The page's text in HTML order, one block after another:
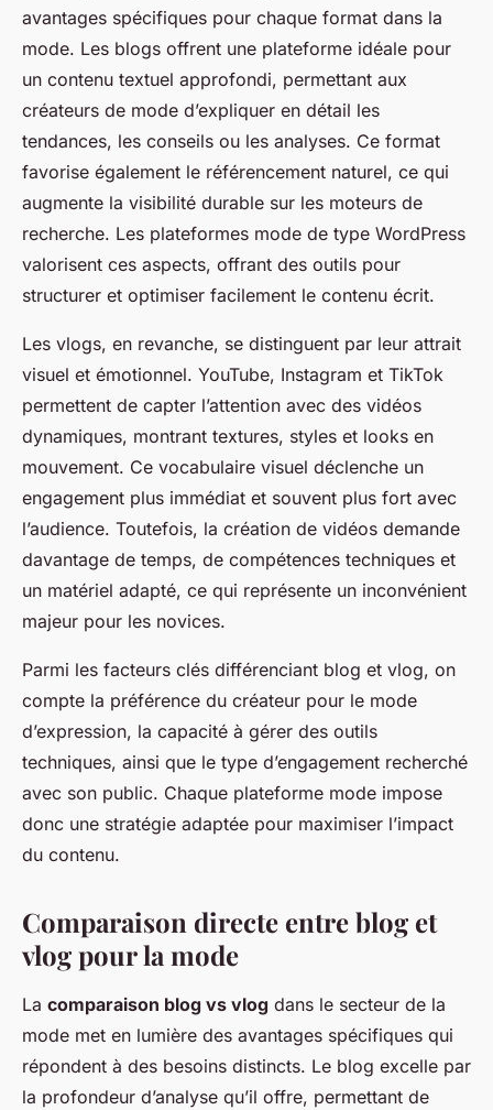
avantages spécifiques pour chaque format dans la
mode. Les blogs offrent une plateforme idéale pour
un contenu textuel approfondi, permettant aux
créateurs de mode d’expliquer en détail les
tendances, les conseils ou les analyses. Ce format
favorise également le référencement naturel, ce qui
augmente la visibilité durable sur les moteurs de
recherche. Les plateformes mode de type WordPress
valorisent ces aspects, offrant des outils pour
structurer et optimiser facilement le contenu écrit.
Les vlogs, en revanche, se distinguent par leur attrait
visuel et émotionnel. YouTube, Instagram et TikTok
permettent de capter l’attention avec des vidéos
dynamiques, montrant textures, styles et looks en
mouvement. Ce vocabulaire visuel déclenche un
engagement plus immédiat et souvent plus fort avec
l’audience. Toutefois, la création de vidéos demande
davantage de temps, de compétences techniques et
un matériel adapté, ce qui représente un inconvénient
majeur pour les novices.
Parmi les facteurs clés différenciant blog et vlog, on
compte la préférence du créateur pour le mode
d’expression, la capacité à gérer des outils
techniques, ainsi que le type d’engagement recherché
avec son public. Chaque plateforme mode impose
donc une stratégie adaptée pour maximiser l’impact
du contenu.
Comparaison directe entre blog et
vlog pour la mode
La comparaison blog vs vlog dans le secteur de la
mode met en lumière des avantages spécifiques qui
répondent à des besoins distincts. Le blog excelle par
la profondeur d’analyse qu’il offre, permettant de